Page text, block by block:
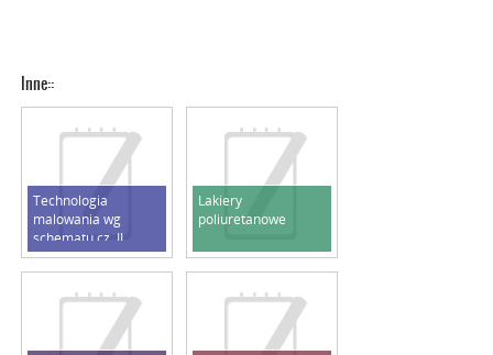
Inne::
Technologia
malowania wg
schematu cz. II
Lakiery
poliuretanowe